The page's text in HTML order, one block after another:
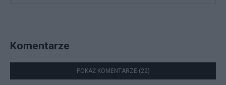
Komentarze
POKAŻ KOMENTARZE (22)